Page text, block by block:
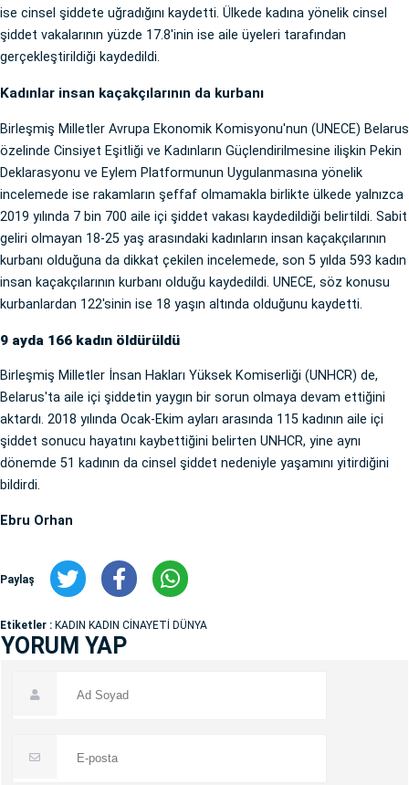
ise cinsel şiddete uğradığını kaydetti. Ülkede kadına yönelik cinsel
şiddet vakalarının yüzde 17.8'inin ise aile üyeleri tarafından
gerçekleştirildiği kaydedildi.
Kadınlar insan kaçakçılarının da kurbanı
Birleşmiş Milletler Avrupa Ekonomik Komisyonu'nun (UNECE) Belarus
özelinde Cinsiyet Eşitliği ve Kadınların Güçlendirilmesine ilişkin Pekin
Deklarasyonu ve Eylem Platformunun Uygulanmasına yönelik
incelemede ise rakamların şeffaf olmamakla birlikte ülkede yalnızca
2019 yılında 7 bin 700 aile içi şiddet vakası kaydedildiği belirtildi. Sabit
geliri olmayan 18-25 yaş arasındaki kadınların insan kaçakçılarının
kurbanı olduğuna da dikkat çekilen incelemede, son 5 yılda 593 kadın
insan kaçakçılarının kurbanı olduğu kaydedildi. UNECE, söz konusu
kurbanlardan 122'sinin ise 18 yaşın altında olduğunu kaydetti.
9 ayda 166 kadın öldürüldü
Birleşmiş Milletler İnsan Hakları Yüksek Komiserliği (UNHCR) de,
Belarus'ta aile içi şiddetin yaygın bir sorun olmaya devam ettiğini
aktardı. 2018 yılında Ocak-Ekim ayları arasında 115 kadının aile içi
şiddet sonucu hayatını kaybettiğini belirten UNHCR, yine aynı
dönemde 51 kadının da cinsel şiddet nedeniyle yaşamını yitirdiğini
bildirdi.
Ebru Orhan
Paylaş
Etiketler : KADIN KADIN CİNAYETİ DÜNYA
YORUM YAP